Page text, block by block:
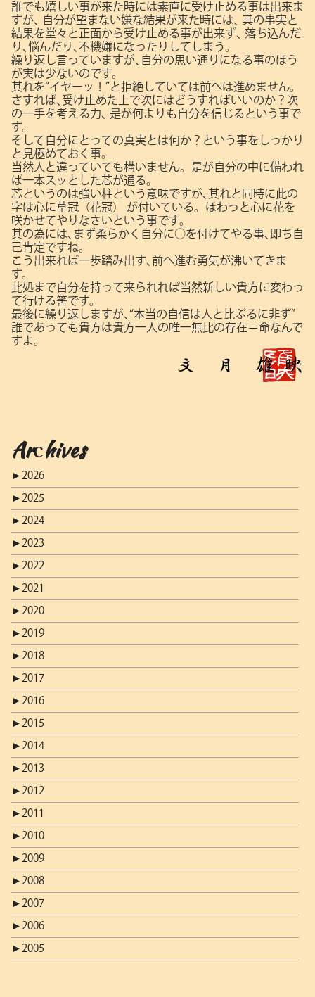
誰でも嬉しい事が来た時には素直に受け止める事は出来ま
すが､
自分が望まない嫌な結果が来た時には､ 其の事実と
結果を堂々と正面から受け止める事が出来ず､
落ち込んだ
り､悩んだり､不機嫌になったりしてしまう。
繰り返し言っていますが､自分の思い通りになる事のほう
が実は少ないのです。
其れを“イヤーッ！”と拒絶していては前へは進めません。
さすれば､受け止めた上で次にはどうすればいいのか？次
の一手を考える力､ 是が何よりも自分を信じるという事で
す。
そして自分にとっての真実とは何か？という事をしっかり
と見極めておく事。
当然人と違っていても構いません。是が自分の中に備われ
ば一本スッとした芯が通る。
芯というのは強い柱という意味ですが､其れと同時に此の
字は心に草冠（花冠）
が付いている。ほわっと心に花を
咲かせてやりなさいという事です。
其の為には､まず柔らかく自分に○を付けてやる事､即ち自
己肯定ですね。
こう出来れば一歩踏み出す､前へ進む勇気が沸いてきま
す。
此処まで自分を持って来られれば当然新しい貴方に変わっ
て行ける筈です。
最後に繰り返しますが､“本当の自信は人と比ぶるに非ず”
誰であっても貴方は貴方一人の唯一無比の存在＝命なんで
すよ。
Archives
► 2026
► 2025
► 2024
► 2023
► 2022
► 2021
► 2020
► 2019
► 2018
► 2017
► 2016
► 2015
► 2014
► 2013
► 2012
► 2011
► 2010
► 2009
► 2008
► 2007
► 2006
► 2005